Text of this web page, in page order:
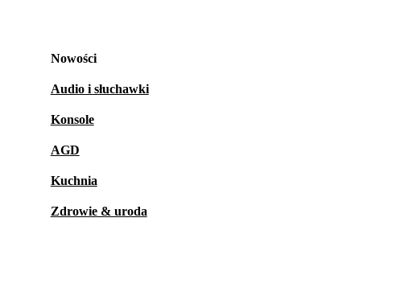
Nowości
Audio i słuchawki
Konsole
AGD
Kuchnia
Zdrowie & uroda